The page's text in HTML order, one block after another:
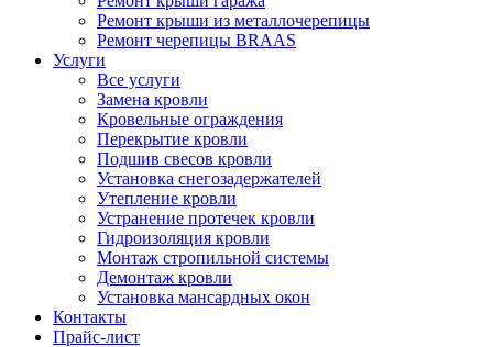
Ремонт крыши из металлочерепицы
Ремонт черепицы BRAAS
Услуги
Все услуги
Замена кровли
Кровельные ограждения
Перекрытие кровли
Подшив свесов кровли
Установка снегозадержателей
Утепление кровли
Устранение протечек кровли
Гидроизоляция кровли
Монтаж стропильной системы
Демонтаж кровли
Установка мансардных окон
Контакты
Прайс-лист